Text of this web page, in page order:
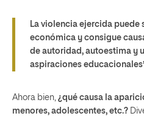
La violencia ejercida
económica y consigue
de autoridad, autoestima y
aspiraciones
Ahora bien, ¿qué causa la
menores, adolescentes, etc.?